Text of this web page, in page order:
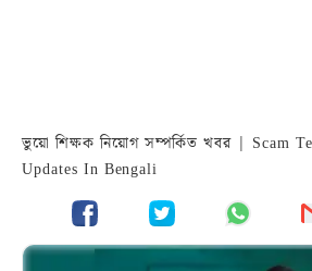
ভুয়ো শিক্ষক নিয়োগ সম্পর্কিত খবর | Scam
Updates In Bengali